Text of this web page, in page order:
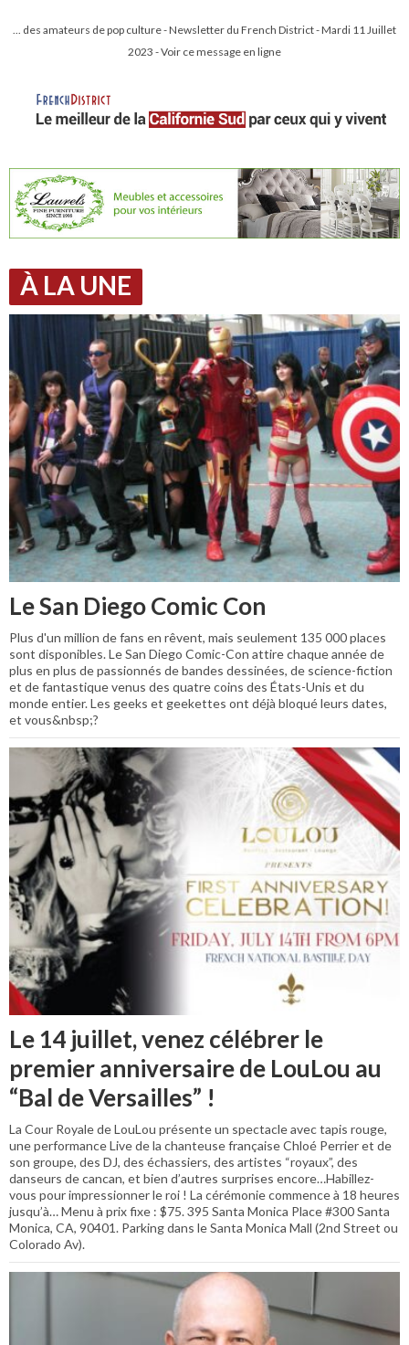
... des amateurs de pop culture - Newsletter du French District - Mardi 11 Juillet
2023 - Voir ce message en ligne
À LA UNE
Le San Diego Comic Con
Plus d'un million de fans en rêvent, mais seulement 135 000 places
sont disponibles. Le San Diego Comic-Con attire chaque année de
plus en plus de passionnés de bandes dessinées, de science-fiction
et de fantastique venus des quatre coins des États-Unis et du
monde entier. Les geeks et geekettes ont déjà bloqué leurs dates,
et vous&nbsp;?
Le 14 juillet, venez célébrer le
premier anniversaire de LouLou au
“Bal de Versailles” !
La Cour Royale de LouLou présente un spectacle avec tapis rouge,
une performance Live de la chanteuse française Chloé Perrier et de
son groupe, des DJ, des échassiers, des artistes “royaux”, des
danseurs de cancan, et bien d’autres surprises encore…Habillez-
vous pour impressionner le roi ! La cérémonie commence à 18 heures
jusqu’à… Menu à prix fixe : $75. 395 Santa Monica Place #300 Santa
Monica, CA, 90401. Parking dans le Santa Monica Mall (2nd Street ou
Colorado Av).